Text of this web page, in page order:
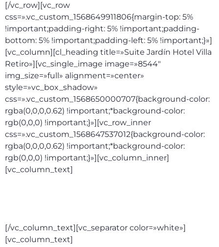
[/vc_row][vc_row
css=».vc_custom_1568649911806{margin-top: 5%
!important;padding-right: 5% !important;padding-
bottom: 5% !important;padding-left: 5% !important;}»]
[vc_column][cl_heading title=»Suite Jardín Hotel Villa
Retiro»][vc_single_image image=»8544″
img_size=»full» alignment=»center»
style=»vc_box_shadow»
css=».vc_custom_1568650000707{background-color:
rgba(0,0,0,0.62) !important;*background-color:
rgb(0,0,0) !important;}»][vc_row_inner
css=».vc_custom_1568647537012{background-color:
rgba(0,0,0,0.62) !important;*background-color:
rgb(0,0,0) !important;}»][vc_column_inner]
[vc_column_text]
[/vc_column_text][vc_separator color=»white»]
[vc_column_text]